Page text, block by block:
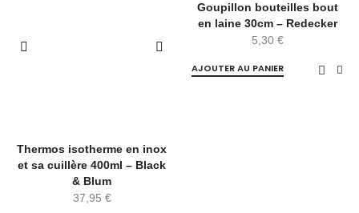
Thermos isotherme en inox
et sa cuillère 400ml – Black
& Blum
37,95 €
Goupillon bouteilles bout
en laine 30cm – Redecker
5,30 €
AJOUTER AU PANIER